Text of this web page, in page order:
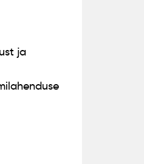
ja